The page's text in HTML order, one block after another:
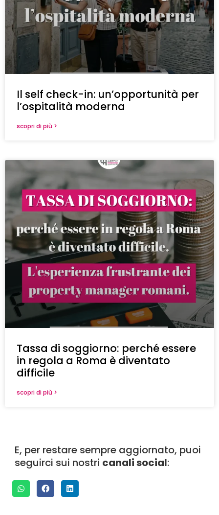
Il self check-in: un’opportunità per
l’ospitalità moderna
scopri di più >
Tassa di soggiorno: perché essere
in regola a Roma è diventato
difficile
scopri di più >
E, per restare sempre aggiornato, puoi
seguirci sui nostri canali social: